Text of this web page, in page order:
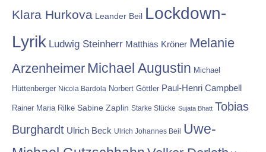
Klara Hurkova Leander Beil Lockdown-
Lyrik Ludwig Steinherr Matthias Kröner Melanie
Arzenheimer Michael Augustin Michael
Hüttenberger Nicola Bardola Norbert Göttler Paul-Henri Campbell
Rainer Maria Rilke Sabine Zaplin Starke Stücke Sujata Bhatt Tobias
Burghardt Ulrich Beck Ulrich Johannes Beil Uwe-